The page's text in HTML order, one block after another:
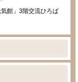
館」3階交流ひろば